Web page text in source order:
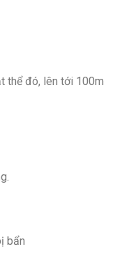
thể đó, lên tới 100m
bẩn